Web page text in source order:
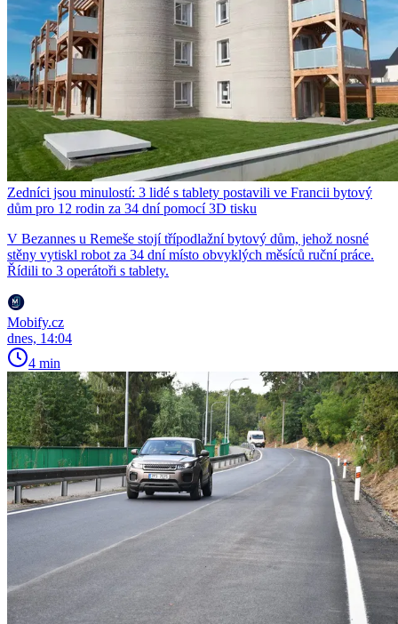
Zedníci jsou minulostí: 3 lidé s tablety postavili ve Francii bytový
dům pro 12 rodin za 34 dní pomocí 3D tisku
V Bezannes u Remeše stojí třípodlažní bytový dům, jehož nosné
stěny vytiskl robot za 34 dní místo obvyklých měsíců ruční práce.
Řídili to 3 operátoři s tablety.
Mobify.cz
dnes, 14:04
4 min